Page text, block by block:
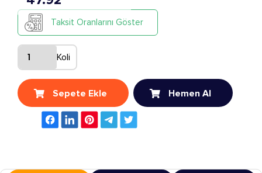
Taksit Oranlarını Göster
Koli
Sepete Ekle Hemen Al